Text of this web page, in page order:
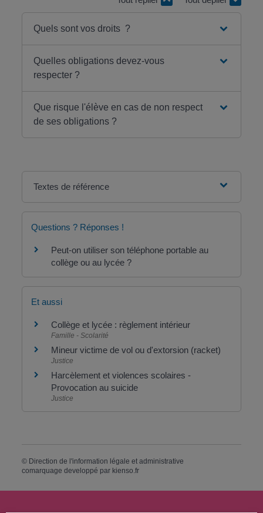
Quels sont vos droits ?
Quelles obligations devez-vous
respecter ?
Que risque l'élève en cas de non respect
de ses obligations ?
Textes de référence
Questions ? Réponses !
Peut-on utiliser son téléphone portable au
collège ou au lycée ?
Et aussi
Collège et lycée : règlement intérieur
Famille - Scolarité
Mineur victime de vol ou d'extorsion (racket)
Justice
Harcèlement et violences scolaires -
Provocation au suicide
Justice
© Direction de l'information légale et administrative
comarquage developpé par kienso.fr